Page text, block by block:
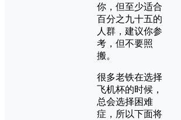
你，但至少适合
百分之九十五的
人群，建议你参
考，但不要照
搬。
很多老铁在选择
飞机杯的时候，
总会选择困难
症，所以下面将